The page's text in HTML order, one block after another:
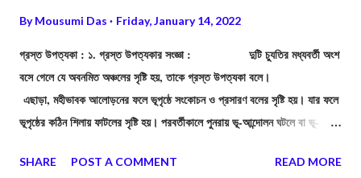
ByMousumi Das Friday, January 14, 2022
গ্রস্ত উপত্যকা : ১. গ্রস্ত উপত্যকার সংজ্ঞা : দুটি চ্যুতির মধ্যবর্তী অংশ
বসে গেলে যে অবনমিত অঞ্চলের সৃষ্টি হয়, তাকে গ্রস্ত উপত্যকা বলে।
এছাড়া, মহীভাবক আলোড়নের ফলে ভূপৃষ্ঠে সংকোচন ও প্রসারণ বলের সৃষ্টি হয়। যার ফলে
ভূপৃষ্ঠের কঠিন শিলায় ফাটলের সৃষ্টি হয়। পরবর্তীকালে পুনরায় ভূ-আন্দোলন ঘটলে বা ভূ-
বিচ্ছিন্ন হয়ে পড়ে, একে চ্যুতি বলে। সংনমন বল বৃদ্ধি পেলে দুটি চ্যুতির মাঝের অংশ
SHARE POST A COMMENT READ MORE